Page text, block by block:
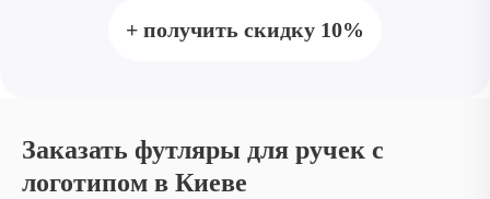
+ получить скидку 10%
Заказать футляры для ручек с
логотипом в Киеве